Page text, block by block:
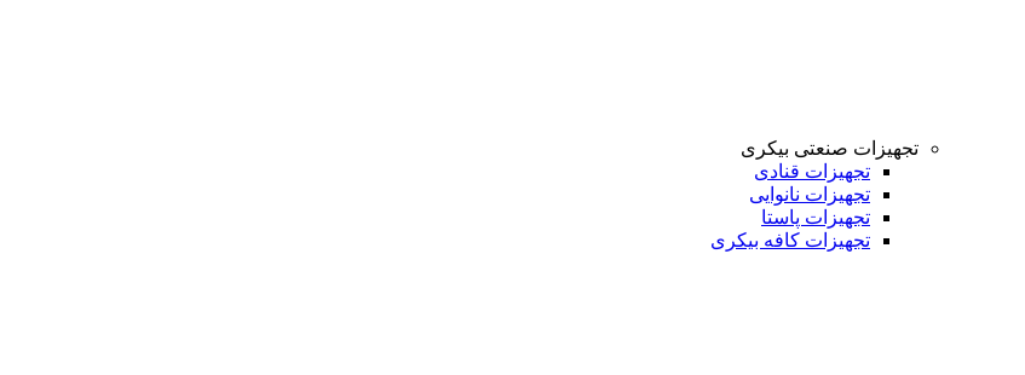
تجهیزات صنعتی بیکری
تجهیزات قنادی
تجهیزات نانوایی
تجهیزات پاستا
تجهیزات کافه بیکری